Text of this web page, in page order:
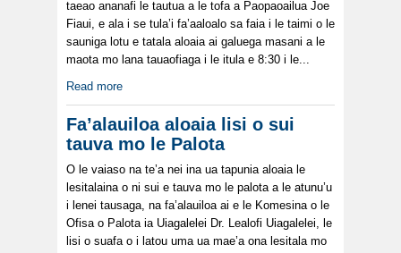
taeao ananafi le tautua a le tofa a Paopaoailua Joe
Fiaui, e ala i se tula’i fa’aaloalo sa faia i le taimi o le
sauniga lotu e tatala aloaia ai galuega masani a le
maota mo lana tauaofiaga i le itula e 8:30 i le...
Read more
Fa’alauiloa aloaia lisi o sui
tauva mo le Palota
O le vaiaso na te’a nei ina ua tapunia aloaia le
lesitalaina o ni sui e tauva mo le palota a le atunu’u
i lenei tausaga, na fa’alauiloa ai e le Komesina o le
Ofisa o Palota ia Uiagalelei Dr. Lealofi Uiagalelei, le
lisi o suafa o i latou uma ua mae’a ona lesitala mo